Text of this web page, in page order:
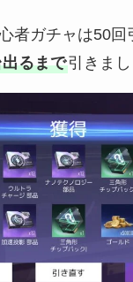
者ガチャは50回
るまで引きまし